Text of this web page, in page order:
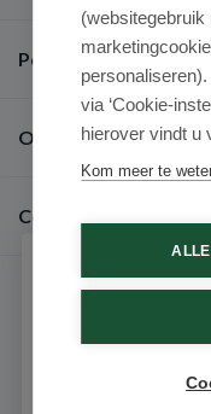
Populaire merken
Over ons
Contact
via ‘Cookie-
hierover vindt u
Kom meer te
Schrijf je
Ontvang als eerste